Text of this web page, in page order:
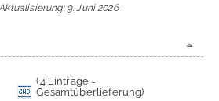
9. Juni 2026
(4 Einträge =
Gesamtüberlieferung)